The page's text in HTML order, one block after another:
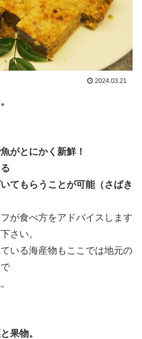
2024.03.21
がとにかく新鮮！
てもらうことが可能（さばき
が食べ方をアドバイスします
さい。
いる海産物もここでは地元の
果物。